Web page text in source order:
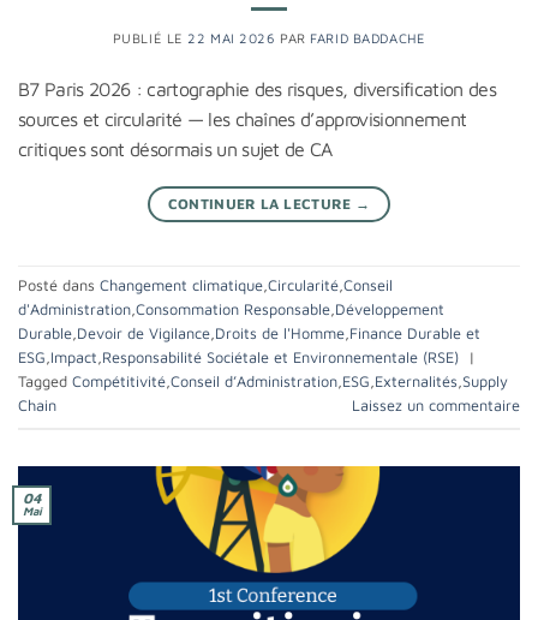
PUBLIÉ LE 22 MAI 2026 PAR FARID BADDACHE
B7 Paris 2026 : cartographie des risques, diversification des
sources et circularité — les chaînes d’approvisionnement
critiques sont désormais un sujet de CA
CONTINUER LA LECTURE →
Posté dans Changement climatique,Circularité,Conseil
d'Administration,Consommation Responsable,Développement
Durable,Devoir de Vigilance,Droits de l'Homme,Finance Durable et
ESG,Impact,Responsabilité Sociétale et Environnementale (RSE)
|
Tagged Compétitivité,Conseil d’Administration,ESG,Externalités,Supply
Chain
Laissez un commentaire
04
Mai